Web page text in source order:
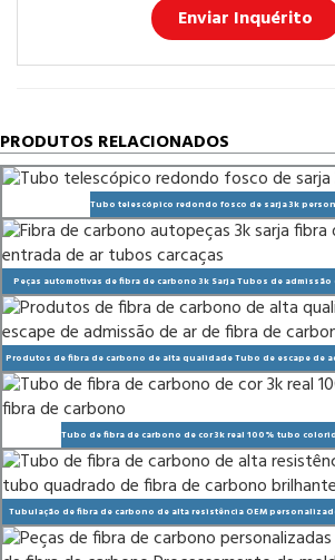
Enviar Inquérito
PRODUTOS RELACIONADOS
Tubo telescópico redondo fosco de sarja 3k
Peças automotivas de fibra de carbono 3k Sarja Tubos de
Caixas
Produtos de fibra de carbono de alta qualidade Tubo de escape de
personalizado
Tubo de fibra de carbono de cor 3k real 100% tubo
Tubulação de fibra de carbono de alta resistência OEM
de fibra de carbono brilhante